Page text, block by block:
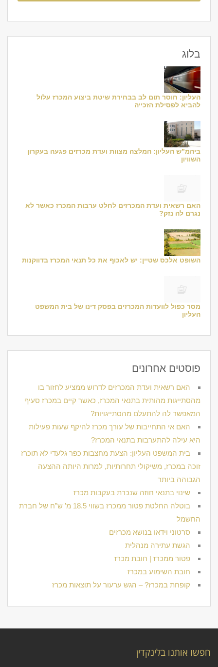
בלוג
העליון: חוסר תום לב בבחירת שיטת ביצוע המכרז עלול
להביא לפסילת הזכייה
ביהמ”ש העליון: המלצה מצוות ועדת מכרזים פגעה בעקרון
השוויון
האם רשאית ועדת המכרזים לחלט ערבות המכרז כאשר לא
נגרם לה נזק?
השופט אלכס שטיין: יש לאכוף את כל תנאי המכרז בדווקנות
מסר כפול לוועדות המכרזים בפסק דינו של בית המשפט
העליון
פוסטים אחרונים
האם רשאית ועדת המכרזים לדרוש ממציע לחזור בו
מהסתייגות מהותית בתנאי המכרז, כאשר קיים במכרז סעיף
המאפשר לה להתעלם מהסתייגויות?
האם אי התחייבות של עורך מכרז להיקף שעות פעילות
היא עילה להתערבות בתנאי המכרז?
בית המשפט העליון: הצעת מחצבות כפר גלעדי לא תוכרז
זוכה במכרז, משיקולי תחרותיות, למרות היותה ההצעה
הגבוהה ביותר
שינוי בתנאי חוזה שנכרת בעקבות מכרז
בוטלה החלטת פטור ממכרז בשווי 18.5 מ’ ש”ח של חברת
החשמל
סרטוני וידאו בנושא מכרזים
הגשת עתירה מנהלית
פטור ממכרז | חובת מכרז
חובת השימוע במכרז
קופחת במכרז? – הגש ערעור על תוצאות מכרז
חפשו אותנו בלינקדין